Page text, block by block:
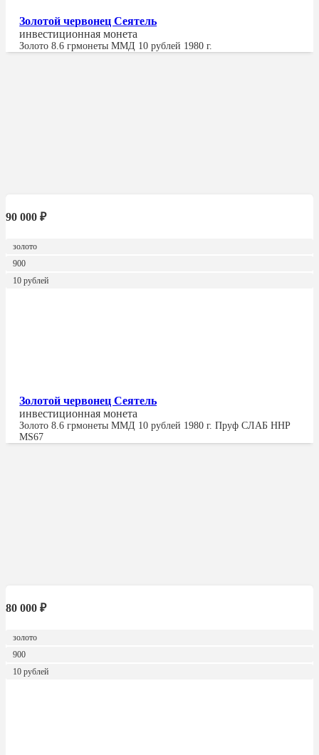
Золотой червонец Сеятель
инвестиционная монета
Золото 8.6 грмонеты ММД 10 рублей 1980 г.
90 000 ₽
золото
900
10 рублей
Золотой червонец Сеятель
инвестиционная монета
Золото 8.6 грмонеты ММД 10 рублей 1980 г. Пруф СЛАБ ННР
MS67
80 000 ₽
золото
900
10 рублей